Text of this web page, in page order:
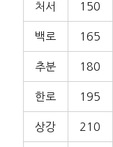
처서 150
백로 165
추분 180
한로 195
상강 210